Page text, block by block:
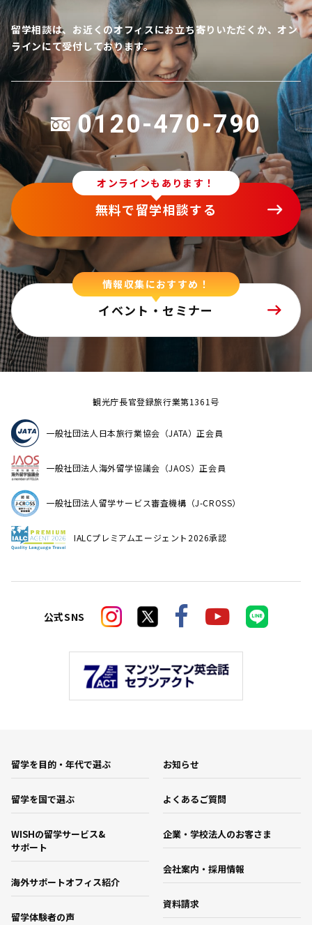
留学相談は、お近くのオフィスにお立ち寄りいただくか、オン
ラインにて受付しております。
0120-470-790
オンラインもあります！
無料で留学相談する
情報収集におすすめ！
イベント・セミナー
観光庁長官登録旅行業第1361号
一般社団法人日本旅行業協会（JATA）正会員
一般社団法人海外留学協議会（JAOS）正会員
一般社団法人留学サービス審査機構（J-CROSS）
IALCプレミアムエージェント2026承認
公式SNS
留学を目的・年代で選ぶ
留学を国で選ぶ
WISHの留学サービス&
サポート
海外サポートオフィス紹介
留学体験者の声
お知らせ
よくあるご質問
企業・学校法人のお客さま
会社案内・採用情報
資料請求